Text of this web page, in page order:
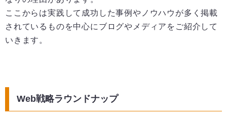
ここからは実践して成功した事例やノウハウが多く掲載
されているものを中心にブログやメディアをご紹介して
いきます。
Web戦略ラウンドナップ